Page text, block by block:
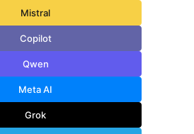
Mistral
Copilot
Qwen
Meta AI
Grok